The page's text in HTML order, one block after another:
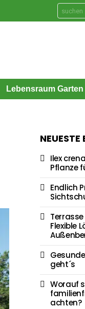
Search
for:
Lebensraum Garten
NEUESTE
Ilex
Pflanze
Endlich
Flexible
geht´s
Worauf
achten?